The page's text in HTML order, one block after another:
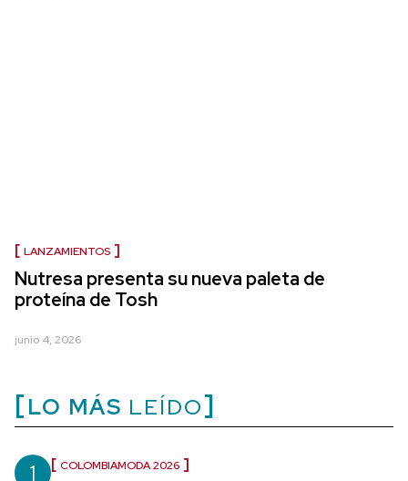
LANZAMIENTOS
Nutresa presenta su nueva paleta de
proteína de Tosh
junio 4, 2026
LO MÁS LEÍDO
1 COLOMBIAMODA 2026